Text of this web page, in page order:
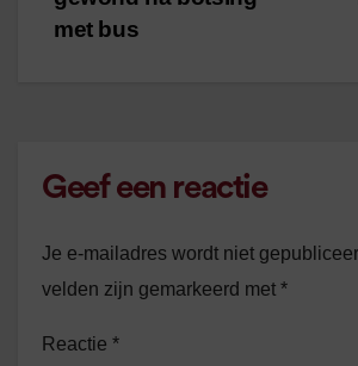
navigatie
met bus
Geef een reactie
Je e-mailadres wordt niet
velden zijn gemarkeerd met *
Reactie *